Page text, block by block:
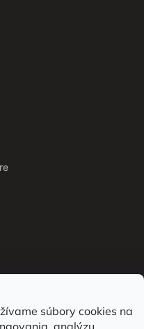
súbory cookies na
analýzu
topánky podľa